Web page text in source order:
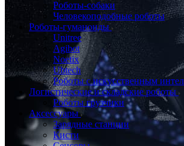
Роботы-собаки
Человекоподобные роботы
Роботы-гуманоиды
Unitree
Agibot
Noetix
Ubtech
Роботы с искусственным
Логистические и складские роботы
Роботы грузчики
Аксессуары
Зарядные станции
Кисти